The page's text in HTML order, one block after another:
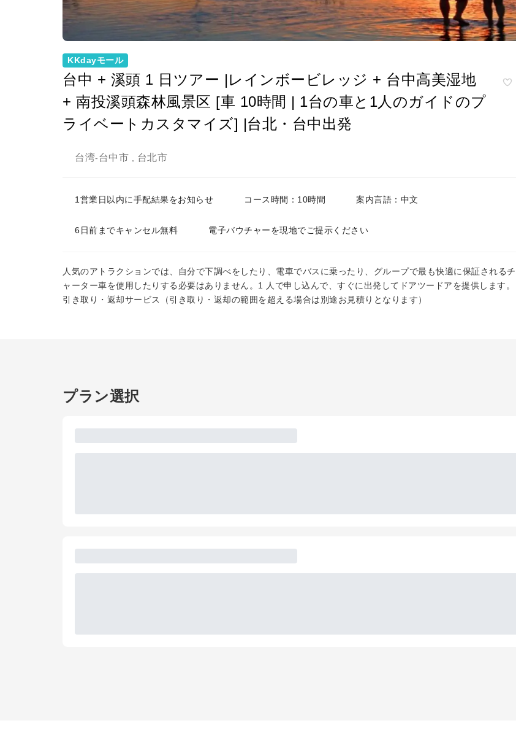
KKdayモール
台中 + 溪頭 1 日ツアー |レインボービレッジ + 台中高美湿地
+ 南投溪頭森林風景区 [車 10時間 | 1台の車と1人のガイドのプ
ライベートカスタマイズ] |台北・台中出発
台湾-台中市 台北市
1営業日以内に手配結果をお知らせ コース時間：10時間 案内言語：中文
6日前までキャンセル無料 電子バウチャーを現地でご提示ください
人気のアトラクションでは、自分で下調べをしたり、電車でバスに乗ったり、グループで最も快適に保証されるチ
ャーター車を使用したりする必要はありません。1 人で申し込んで、すぐに出発してドアツードアを提供します。
引き取り・返却サービス（引き取り・返却の範囲を超える場合は別途お見積りとなります）
プラン選択